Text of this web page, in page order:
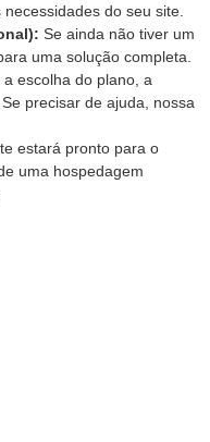
do seu site.
Se ainda não tiver um
uma solução completa.
a escolha do plano, a
precisar de ajuda, nossa
estará pronto para o
uma hospedagem